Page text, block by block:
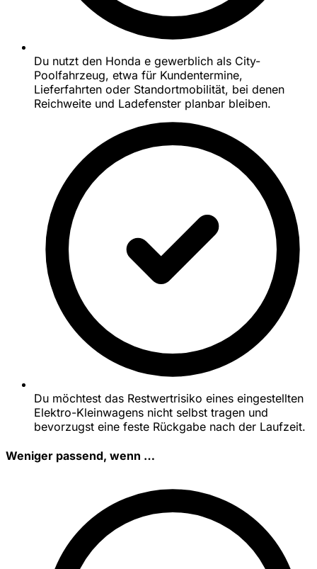
Du nutzt den Honda e gewerblich als City-
Poolfahrzeug, etwa für Kundentermine,
Lieferfahrten oder Standortmobilität, bei denen
Reichweite und Ladefenster planbar bleiben.
Du möchtest das Restwertrisiko eines eingestellten
Elektro-Kleinwagens nicht selbst tragen und
bevorzugst eine feste Rückgabe nach der Laufzeit.
Weniger passend, wenn …